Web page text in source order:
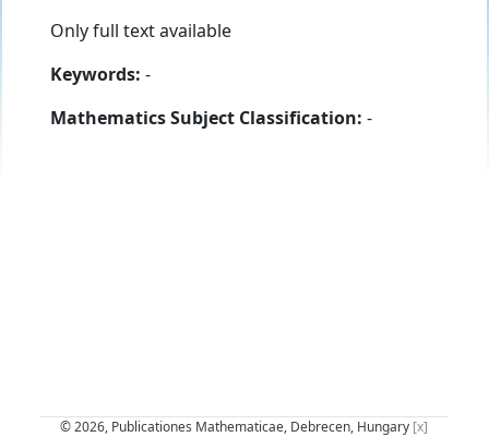
Only full text available
Keywords: -
Mathematics Subject Classification: -
© 2026, Publicationes Mathematicae, Debrecen, Hungary [x]